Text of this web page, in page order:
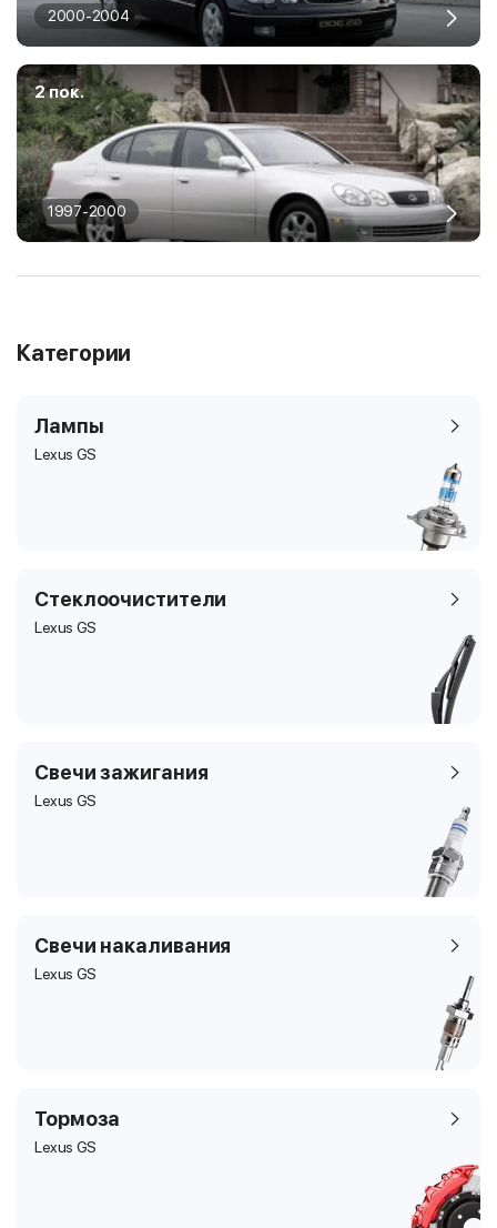
2000-2004
2 пок.
1997-2000
Категории
Лампы
Lexus GS
Стеклоочистители
Lexus GS
Свечи зажигания
Lexus GS
Свечи накаливания
Lexus GS
Тормоза
Lexus GS